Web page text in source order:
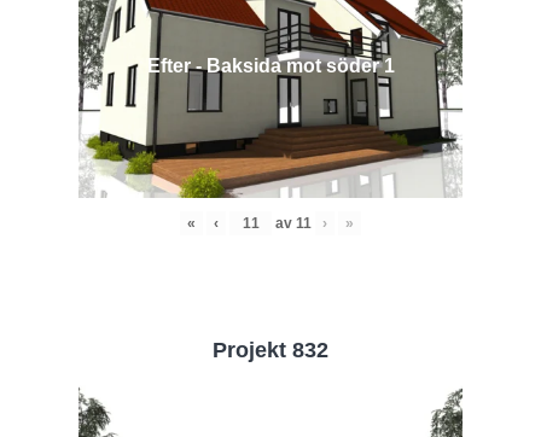
Efter - Baksida mot söder 1
« ‹ av 11 › »
Projekt 832